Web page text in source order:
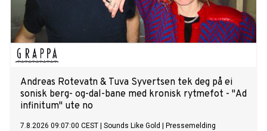
Andreas Rotevatn & Tuva Syvertsen tek deg på ei
sonisk berg- og-dal-bane med kronisk rytmefot - "Ad
infinitum" ute no
7.8.2026 09:07:00 CEST Sounds Like Gold Pressemelding